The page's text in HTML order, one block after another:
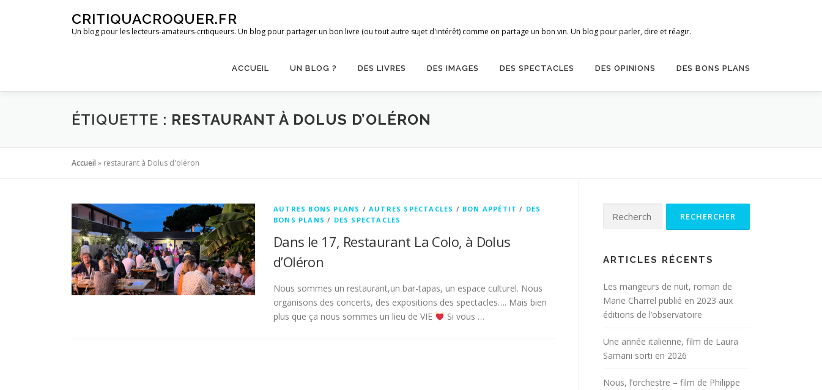
CRITIQUACROQUER.FR
Un blog pour les lecteurs-amateurs-critiqueurs. Un blog pour partager un bon livre (ou tout autre sujet d'intérêt) comme on partage un bon vin. Un blog pour parler, dire et réagir.
ACCUEIL UN BLOG ? DES LIVRES DES IMAGES DES SPECTACLES DES OPINIONS DES BONS PLANS
ÉTIQUETTE : RESTAURANT À DOLUS D’OLÉRON
Accueil » restaurant à Dolus d'oléron
AUTRES BONS PLANS /AUTRES SPECTACLES / BON APPÉTIT / DES
BONS PLANS / DES SPECTACLES
Dans le 17, Restaurant La Colo, à Dolus
d’Oléron
Nous sommes un restaurant,un bar-tapas, un espace culturel. Nous
organisons des concerts, des expositions des spectacles…. Mais bien
plus que ça nous sommes un lieu de VIE
Si vous …
ARTICLES RÉCENTS
Les mangeurs de nuit, roman de
Marie Charrel publié en 2023 aux
éditions de l’observatoire
Une année italienne, film de Laura
Samani sorti en 2026
Nous, l’orchestre – film de Philippe